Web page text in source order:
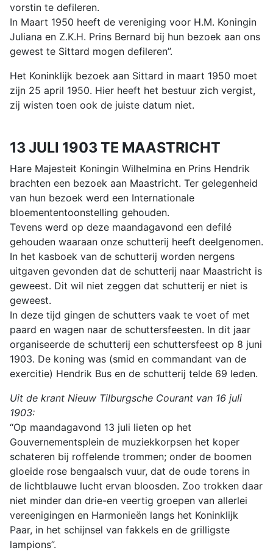
vorstin te defileren.
In Maart 1950 heeft de vereniging voor H.M. Koningin
Juliana en Z.K.H. Prins Bernard bij hun bezoek aan ons
gewest te Sittard mogen defileren”.
Het Koninklijk bezoek aan Sittard in maart 1950 moet
zijn 25 april 1950. Hier heeft het bestuur zich vergist,
zij wisten toen ook de juiste datum niet.
13 JULI 1903 TE MAASTRICHT
Hare Majesteit Koningin Wilhelmina en Prins Hendrik
brachten een bezoek aan Maastricht. Ter gelegenheid
van hun bezoek werd een Internationale
bloemententoonstelling gehouden.
Tevens werd op deze maandagavond een defilé
gehouden waaraan onze schutterij heeft deelgenomen.
In het kasboek van de schutterij worden nergens
uitgaven gevonden dat de schutterij naar Maastricht is
geweest. Dit wil niet zeggen dat schutterij er niet is
geweest.
In deze tijd gingen de schutters vaak te voet of met
paard en wagen naar de schuttersfeesten. In dit jaar
organiseerde de schutterij een schuttersfeest op 8 juni
1903. De koning was (smid en commandant van de
exercitie) Hendrik Bus en de schutterij telde 69 leden.
Uit de krant Nieuw Tilburgsche Courant van 16 juli
1903:
“Op maandagavond 13 juli lieten op het
Gouvernementsplein de muziekkorpsen het koper
schateren bij roffelende trommen; onder de boomen
gloeide rose bengaalsch vuur, dat de oude torens in
de lichtblauwe lucht ervan bloosden. Zoo trokken daar
niet minder dan drie-en veertig groepen van allerlei
vereenigingen en Harmonieën langs het Koninklijk
Paar, in het schijnsel van fakkels en de grilligste
lampions”.